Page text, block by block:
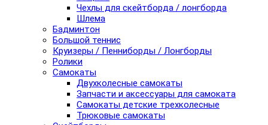
Чехлы для скейтборда / лонгборда
Шлема
Бадминтон
Большой теннис
Круизеры / Пенниборды / Лонгборды
Ролики
Самокаты
Двухколесные самокаты
Запчасти и аксессуары для самоката
Самокаты детские трехколесные
Трюковые самокаты